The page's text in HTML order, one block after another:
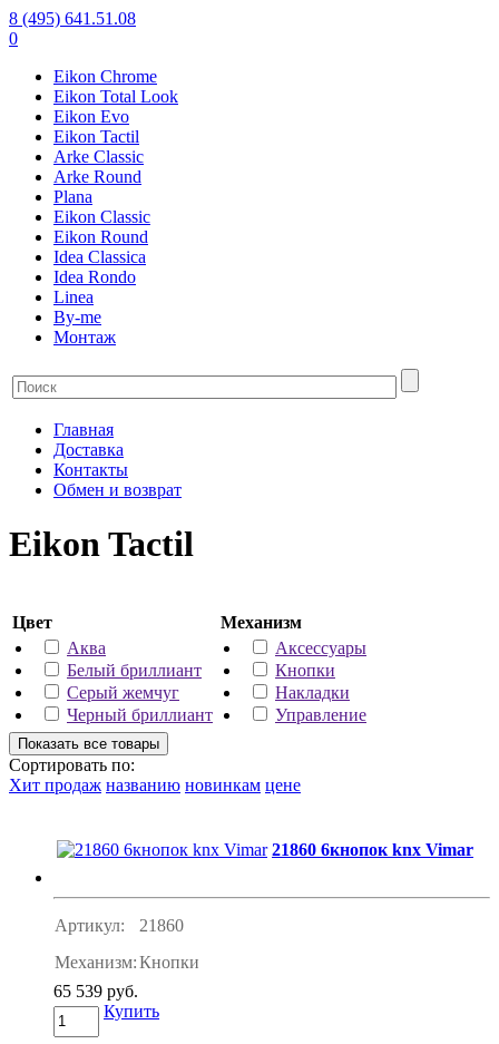
8 (495) 641.51.08
0
Eikon Chrome
Eikon Total Look
Eikon Evo
Eikon Tactil
Arke Classic
Arke Round
Plana
Eikon Classic
Eikon Round
Idea Classica
Idea Rondo
Linea
By-me
Монтаж
Главная
Доставка
Контакты
Обмен и возврат
Eikon Tactil
Цвет
Аква
Белый бриллиант
Серый жемчуг
Черный бриллиант
Механизм
Аксессуары
Кнопки
Накладки
Управление
Сортировать по:
Хит продаж названию новинкам цене
21860 6кнопок knx Vimar
Артикул:
21860
Механизм:Кнопки
65 539 руб.
Купить